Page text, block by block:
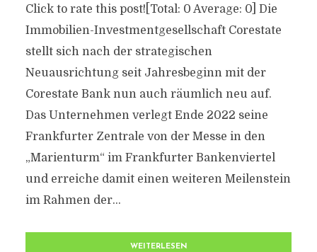
Click to rate this post![Total: 0 Average: 0] Die
Immobilien-Investmentgesellschaft Corestate
stellt sich nach der strategischen
Neuausrichtung seit Jahresbeginn mit der
Corestate Bank nun auch räumlich neu auf.
Das Unternehmen verlegt Ende 2022 seine
Frankfurter Zentrale von der Messe in den
„Marienturm“ im Frankfurter Bankenviertel
und erreiche damit einen weiteren Meilenstein
im Rahmen der...
WEITERLESEN